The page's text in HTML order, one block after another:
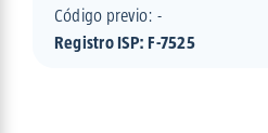
Código previo: -
Registro ISP: F-7525